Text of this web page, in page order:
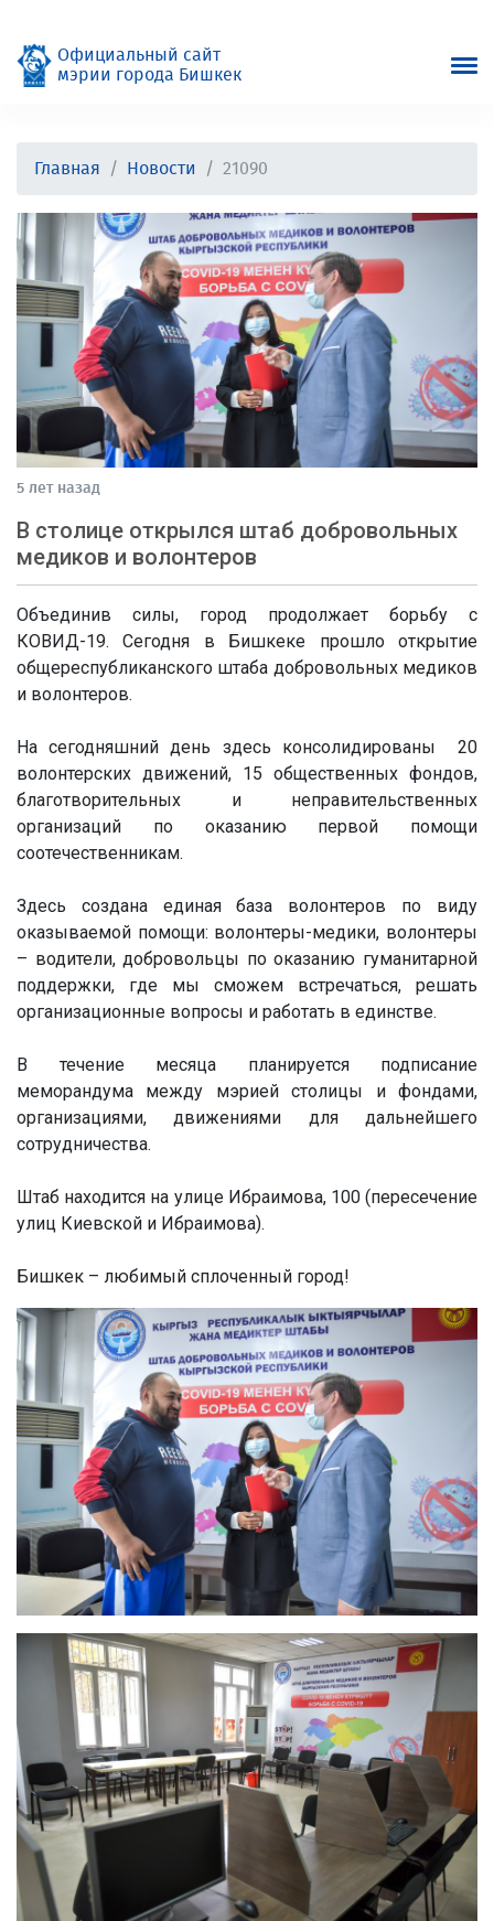
Официальный сайт
мэрии города Бишкек
Главная Новости 21090
5 лет назад
В столице открылся штаб добровольных
медиков и волонтеров
Объединив силы, город продолжает борьбу с
КОВИД-19. Сегодня в Бишкеке прошло открытие
общереспубликанского штаба добровольных медиков
и волонтеров.
На сегодняшний день здесь консолидированы 20
волонтерских движений, 15 общественных фондов,
благотворительных и неправительственных
организаций по оказанию первой помощи
соотечественникам.
Здесь создана единая база волонтеров по виду
оказываемой помощи: волонтеры-медики, волонтеры
– водители, добровольцы по оказанию гуманитарной
поддержки, где мы сможем встречаться, решать
организационные вопросы и работать в единстве.
В течение месяца планируется подписание
меморандума между мэрией столицы и фондами,
организациями, движениями для дальнейшего
сотрудничества.
Штаб находится на улице Ибраимова, 100 (пересечение
улиц Киевской и Ибраимова).
Бишкек – любимый сплоченный город!